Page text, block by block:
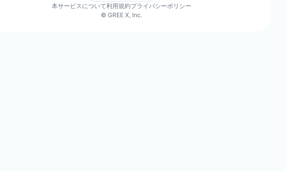
本サービスについて利用規約プライバシーポリシー
© GREE X, Inc.